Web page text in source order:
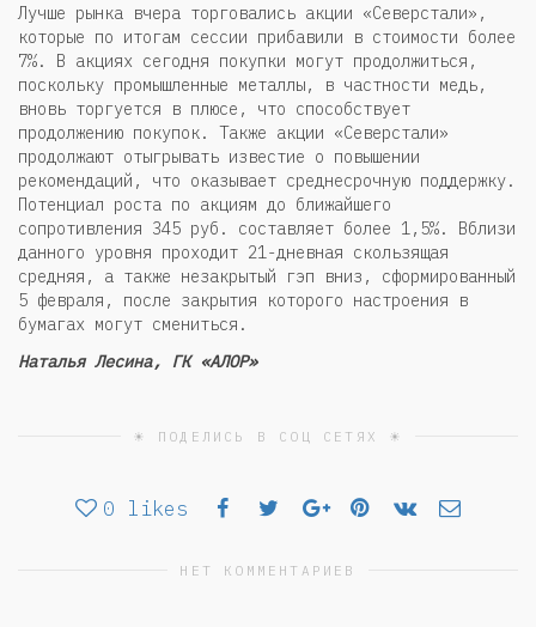
Лучше рынка вчера торговались акции «Северстали»,
которые по итогам сессии прибавили в стоимости более
7%. В акциях сегодня покупки могут продолжиться,
поскольку промышленные металлы, в частности медь,
вновь торгуется в плюсе, что способствует
продолжению покупок. Также акции «Северстали»
продолжают отыгрывать известие о повышении
рекомендаций, что оказывает среднесрочную поддержку.
Потенциал роста по акциям до ближайшего
сопротивления 345 руб. составляет более 1,5%. Вблизи
данного уровня проходит 21-дневная скользящая
средняя, а также незакрытый гэп вниз, сформированный
5 февраля, после закрытия которого настроения в
бумагах могут смениться.
Наталья Лесина, ГК «АЛОР»
☀ ПОДЕЛИСЬ В СОЦ СЕТЯХ ☀
0 likes
НЕТ КОММЕНТАРИЕВ